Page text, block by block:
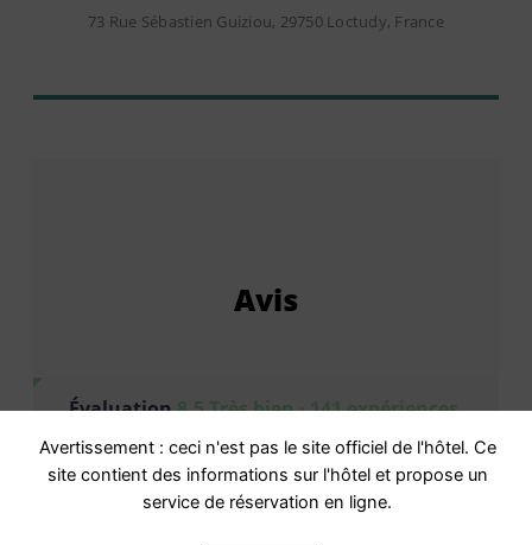
73 Rue Sébastien Guiziou, 29750 Loctudy, France
Avis
Évaluation8,5 Très bien · 141 expériences
vécues
Basé sur141 commentaires
Avertissement : ceci n'est pas le site officiel de l'hôtel. Ce
site contient des informations sur l'hôtel et propose un
service de réservation en ligne.